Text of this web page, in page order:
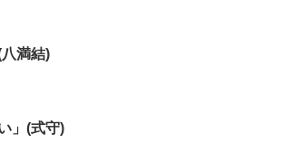
満結)
」(式守)